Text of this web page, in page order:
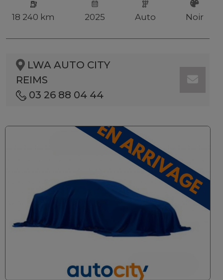
18 240 km 2025 Auto Noir
LWA AUTO CITY
REIMS
03 26 88 04 44